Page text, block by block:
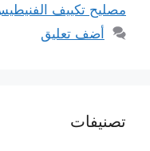
مصليح تكييف
أضف تعليق
تصنيفات